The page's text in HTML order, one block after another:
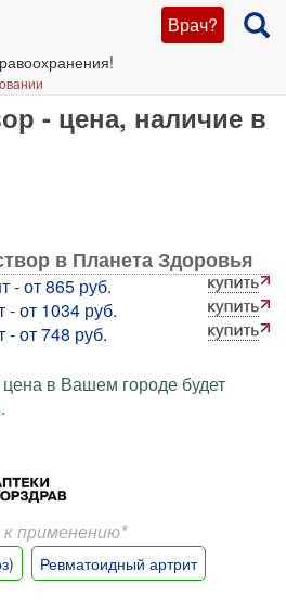
Врач?
- цена, наличие в
в Планета Здоровья
- от 865 руб.
от 1034 руб.
от 748 руб.
в Вашем городе будет
к применению*
Ревматоидный артрит